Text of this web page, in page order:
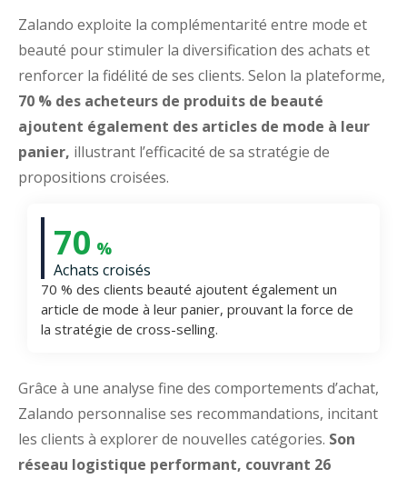
Zalando exploite la complémentarité entre mode et
beauté pour stimuler la diversification des achats et
renforcer la fidélité de ses clients. Selon la plateforme,
70 % des acheteurs de produits de beauté
ajoutent également des articles de mode à leur
panier, illustrant l’efficacité de sa stratégie de
propositions croisées.
70 %
Achats croisés
70 % des clients beauté ajoutent également un
article de mode à leur panier, prouvant la force de
la stratégie de cross-selling.
Grâce à une analyse fine des comportements d’achat,
Zalando personnalise ses recommandations, incitant
les clients à explorer de nouvelles catégories. Son
réseau logistique performant, couvrant 26